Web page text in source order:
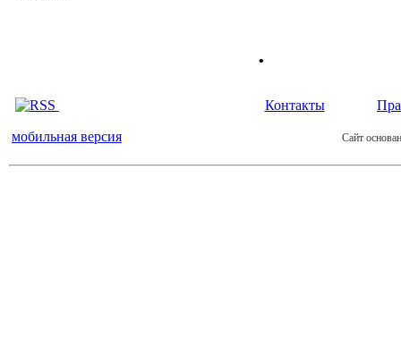
.
Контакты
мобильная версия Сайт